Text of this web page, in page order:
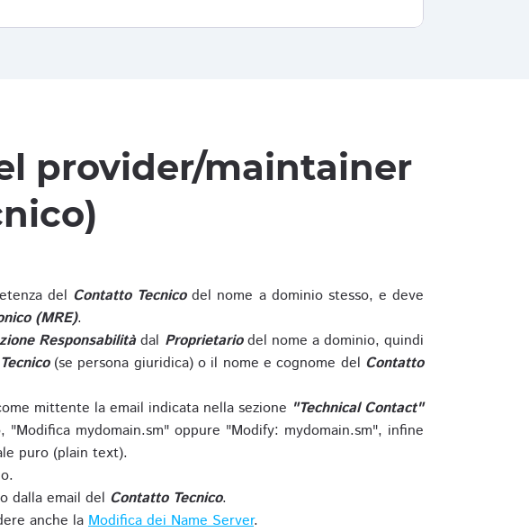
provider/maintainer
del Contatto Tecnicodel nome a dominio stesso, e deve
(MRE).
Responsabilitàdal Proprietariodel nome a dominio, quindi
(se persona giuridica) o il nome e cognome del Contatto
mittente la email indicata nella sezione "Technical Contact"
mydomain.sm" oppure "Modify: mydomain.sm", infine
puro (plain text).
dalla email del Contatto Tecnico.
anche la Modifica dei Name Server.